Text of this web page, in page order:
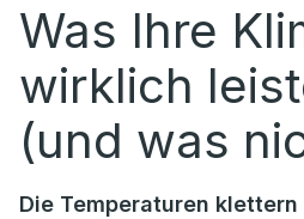
Was Ihre
wirklich
(und was
Die Temperaturen klettern